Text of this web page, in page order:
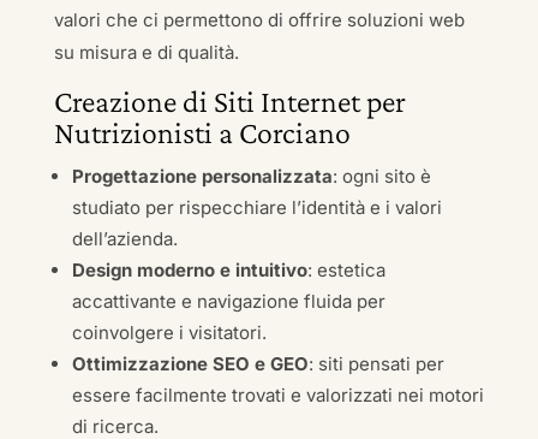
valori che ci permettono di offrire soluzioni web
su misura e di qualità.
Creazione di Siti Internet per
Nutrizionisti a Corciano
Progettazione personalizzata: ogni sito è
studiato per rispecchiare l’identità e i valori
dell’azienda.
Design moderno e intuitivo: estetica
accattivante e navigazione fluida per
coinvolgere i visitatori.
Ottimizzazione SEO e GEO: siti pensati per
essere facilmente trovati e valorizzati nei motori
di ricerca.